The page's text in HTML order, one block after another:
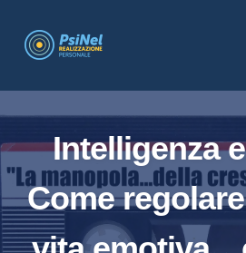
content
Intelligenza
Come